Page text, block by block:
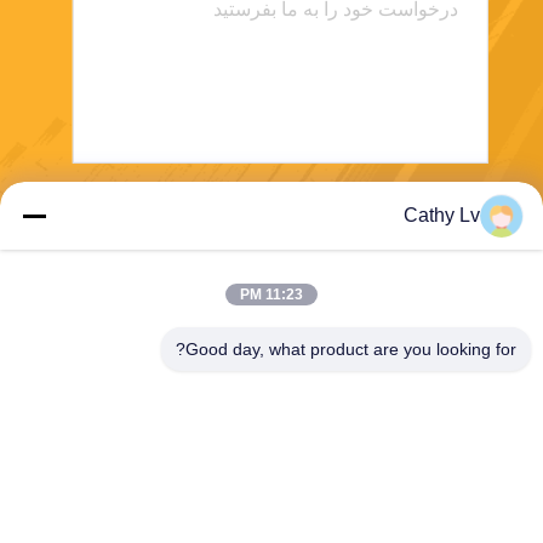
Cathy Lv
11:23 PM
Good day, what product are you looking for?